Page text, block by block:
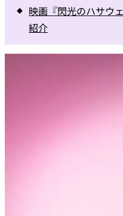
映画『閃光のハサウ
紹介